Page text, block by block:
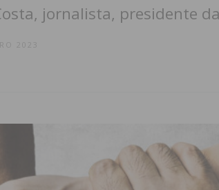
jornalista, presidente